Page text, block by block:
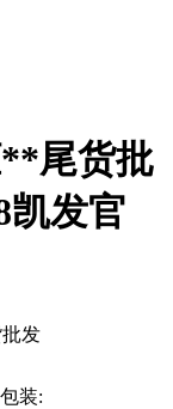
尾货批
凯发官
发
装: